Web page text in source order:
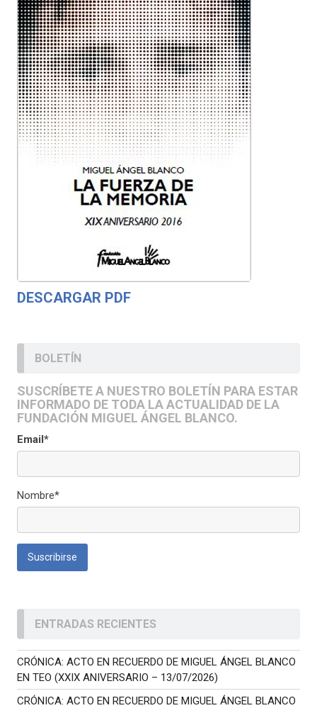
DESCARGAR PDF
BOLETÍN
SUSCRÍBETE A NUESTRO BOLETÍN PARA ESTAR
INFORMADO DE TODA LA ACTUALIDAD DE LA
FUNDACIÓN MIGUEL ÁNGEL BLANCO.
Email*
Nombre*
ENTRADAS RECIENTES
CRÓNICA: ACTO EN RECUERDO DE MIGUEL ÁNGEL BLANCO
EN TEO (XXIX ANIVERSARIO – 13/07/2026)
CRÓNICA: ACTO EN RECUERDO DE MIGUEL ÁNGEL BLANCO